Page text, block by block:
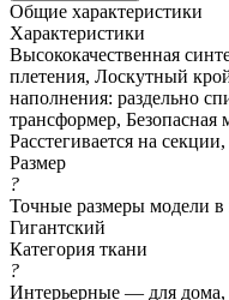
Общие характеристики
Характеристики
Высококачественная
плетения, Лоскутный
наполнения: раздельно
трансформер,
Расстегивается на
Размер
?
Точные размеры модели в
Гигантский
Категория ткани
?
Интерьерные — для